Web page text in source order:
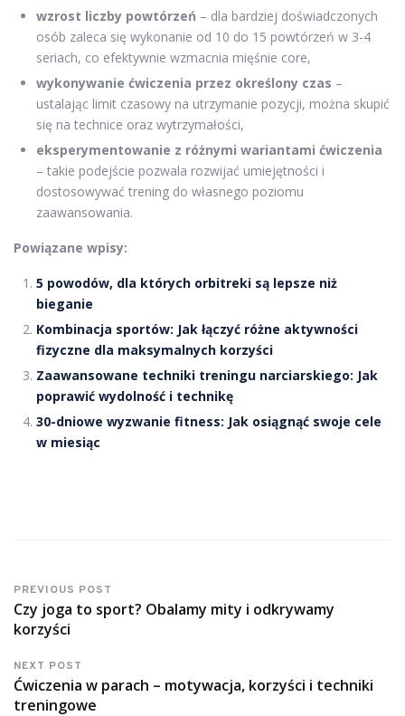
wzrost liczby powtórzeń – dla bardziej doświadczonych
osób zaleca się wykonanie od 10 do 15 powtórzeń w 3-4
seriach, co efektywnie wzmacnia mięśnie core,
wykonywanie ćwiczenia przez określony czas –
ustalając limit czasowy na utrzymanie pozycji, można skupić
się na technice oraz wytrzymałości,
eksperymentowanie z różnymi wariantami ćwiczenia
– takie podejście pozwala rozwijać umiejętności i
dostosowywać trening do własnego poziomu
zaawansowania.
Powiązane wpisy:
5 powodów, dla których orbitreki są lepsze niż
bieganie
Kombinacja sportów: Jak łączyć różne aktywności
fizyczne dla maksymalnych korzyści
Zaawansowane techniki treningu narciarskiego: Jak
poprawić wydolność i technikę
30-dniowe wyzwanie fitness: Jak osiągnąć swoje cele
w miesiąc
PREVIOUS POST
Czy joga to sport? Obalamy mity i odkrywamy
korzyści
NEXT POST
Ćwiczenia w parach – motywacja, korzyści i techniki
treningowe